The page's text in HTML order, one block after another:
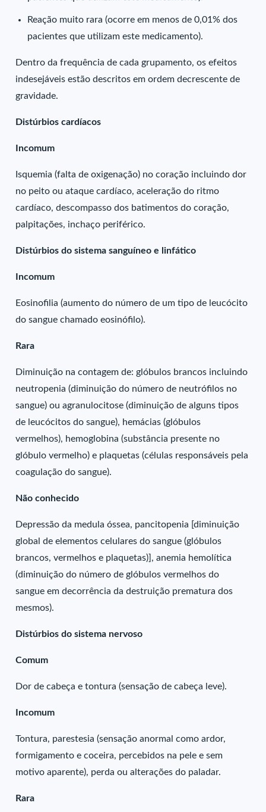
Reação muito rara (ocorre em menos de 0,01% dos
pacientes que utilizam este medicamento).
Dentro da frequência de cada grupamento, os efeitos
indesejáveis estão descritos em ordem decrescente de
gravidade.
Distúrbios cardíacos
Incomum
Isquemia (falta de oxigenação) no coração incluindo dor
no peito ou ataque cardíaco, aceleração do ritmo
cardíaco, descompasso dos batimentos do coração,
palpitações, inchaço periférico.
Distúrbios do sistema sanguíneo e linfático
Incomum
Eosinofilia (aumento do número de um tipo de leucócito
do sangue chamado eosinófilo).
Rara
Diminuição na contagem de: glóbulos brancos incluindo
neutropenia (diminuição do número de neutrófilos no
sangue) ou agranulocitose (diminuição de alguns tipos
de leucócitos do sangue), hemácias (glóbulos
vermelhos), hemoglobina (substância presente no
glóbulo vermelho) e plaquetas (células responsáveis pela
coagulação do sangue).
Não conhecido
Depressão da medula óssea, pancitopenia [diminuição
global de elementos celulares do sangue (glóbulos
brancos, vermelhos e plaquetas)], anemia hemolítica
(diminuição do número de glóbulos vermelhos do
sangue em decorrência da destruição prematura dos
mesmos).
Distúrbios do sistema nervoso
Comum
Dor de cabeça e tontura (sensação de cabeça leve).
Incomum
Tontura, parestesia (sensação anormal como ardor,
formigamento e coceira, percebidos na pele e sem
motivo aparente), perda ou alterações do paladar.
Rara